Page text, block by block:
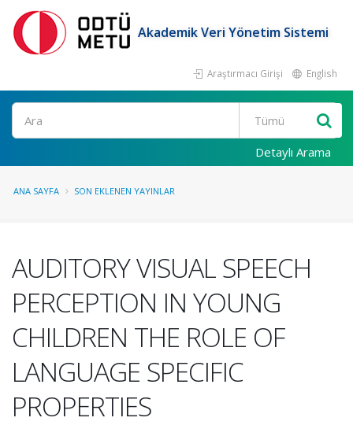
Akademik Veri Yönetim Sistemi
Araştırmacı Girişi English
Ara
Detaylı Arama
ANA SAYFA SON EKLENEN YAYINLAR
AUDITORY VISUAL SPEECH
PERCEPTION IN YOUNG
CHILDREN THE ROLE OF
LANGUAGE SPECIFIC
PROPERTIES